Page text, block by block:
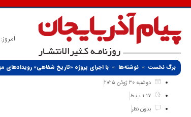
امروز:
برگ نخست نوشته‌ها
با اجرای پروژه «تاریخ شفاهی» رویدادهای
دوشنبه 30 ژوئن 2025
1:17 ب.ظ
بدون نظر